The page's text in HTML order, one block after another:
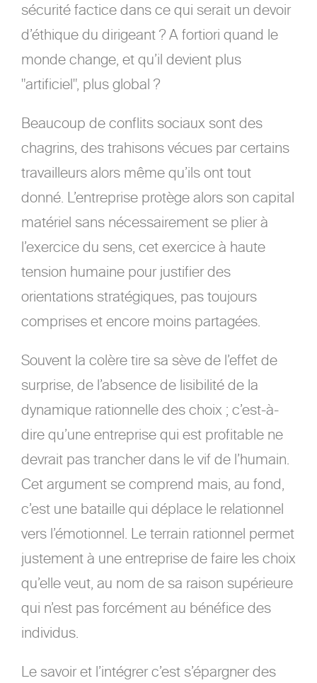
sécurité factice dans ce qui serait un devoir
d’éthique du dirigeant ? A fortiori quand le
monde change, et qu’il devient plus
"artificiel", plus global ?
Beaucoup de conflits sociaux sont des
chagrins, des trahisons vécues par certains
travailleurs alors même qu’ils ont tout
donné. L’entreprise protège alors son capital
matériel sans nécessairement se plier à
l’exercice du sens, cet exercice à haute
tension humaine pour justifier des
orientations stratégiques, pas toujours
comprises et encore moins partagées.
Souvent la colère tire sa sève de l’effet de
surprise, de l’absence de lisibilité de la
dynamique rationnelle des choix ; c’est-à-
dire qu’une entreprise qui est profitable ne
devrait pas trancher dans le vif de l’humain.
Cet argument se comprend mais, au fond,
c’est une bataille qui déplace le relationnel
vers l’émotionnel. Le terrain rationnel permet
justement à une entreprise de faire les choix
qu’elle veut, au nom de sa raison supérieure
qui n’est pas forcément au bénéfice des
individus.
Le savoir et l’intégrer c’est s’épargner des